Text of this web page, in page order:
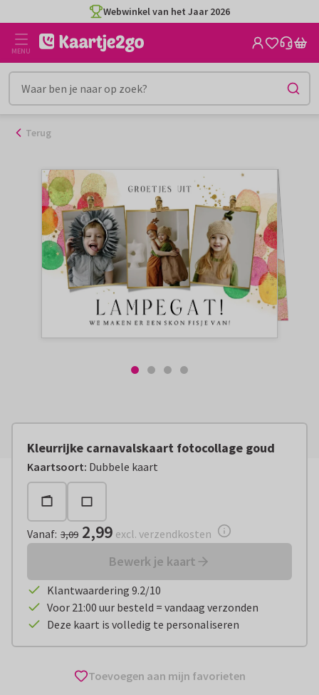
naar
inhoud
Webwinkel van het Jaar 2026
MENU
Terug
Kleurrijke carnavalskaart fotocollage goud
Kaartsoort: Dubbele kaart
Vanaf:€ 2,99 excl. verzendkosten
Vanaf: 3,09 2,99 excl. verzendkosten
Bewerk je kaart
Klantwaardering 9.2/10
Voor 21:00 uur besteld = vandaag verzonden
Deze kaart is volledig te personaliseren
Toevoegen aan mijn favorieten